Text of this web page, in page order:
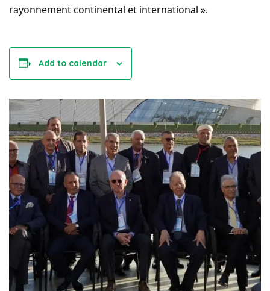
rayonnement continental et international ».
Add to calendar